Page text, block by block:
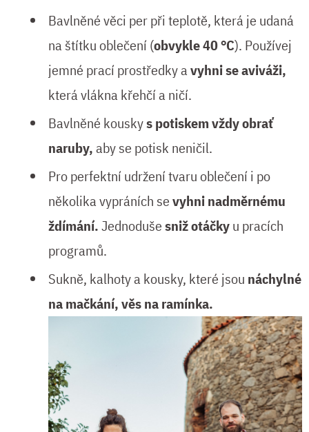
Bavlněné věci per při teplotě, která je udaná
na štítku oblečení (obvykle 40 °C). Používej
jemné prací prostředky avyhni se aviváži,
která vlákna křehčí a ničí.
Bavlněné kouskys potiskem vždy obrať
naruby,aby se potisk neničil.
Pro perfektní udržení tvaru oblečení i po
několika vypráních sevyhni nadměrnému
ždímání.Jednodušesniž otáčkyu pracích
programů.
Sukně, kalhoty a kousky, které jsou náchylné
na mačkání, věs na ramínka.